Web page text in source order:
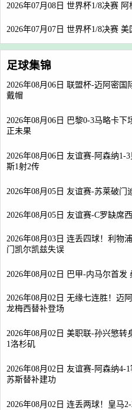
2026年07月08日 世界杯1/8决赛
2026年07月07日 世界杯1/8决赛
足球集锦
2026年08月06日 联盟杯-迈阿密
戴帽
2026年08月06日 巴黎0-3马略卡
正未果
2026年08月06日 友谊赛-阿森纳
斯1射2传
2026年08月05日 友谊赛-苏莱破
2026年08月05日 友谊赛-C罗缺席
2026年08月03日 连丢四球！利物
门凯尔凯兹失误
2026年08月02日 巴甲-内马尔首发
2026年08月02日 无缘七连胜！迈
龙梅西替补登场
2026年08月02日 美职联-孙兴慜
1洛杉矶
2026年08月02日 友谊赛-阿森纳
苏斯替补建功
2026年08月02日 连丢两球！皇马